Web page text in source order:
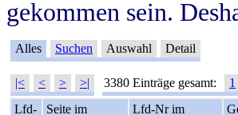
gekommen sein.
Alles Suchen Auswahl Detail
|< < > >| 3380 Einträge gesamt: 1
Lfd-
Seite im Lfd-Nr im